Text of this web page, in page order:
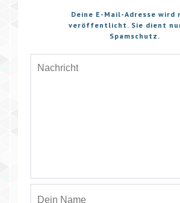
Deine E-Mail-Adresse wird
veröffentlicht. Sie dient
Spamschutz.